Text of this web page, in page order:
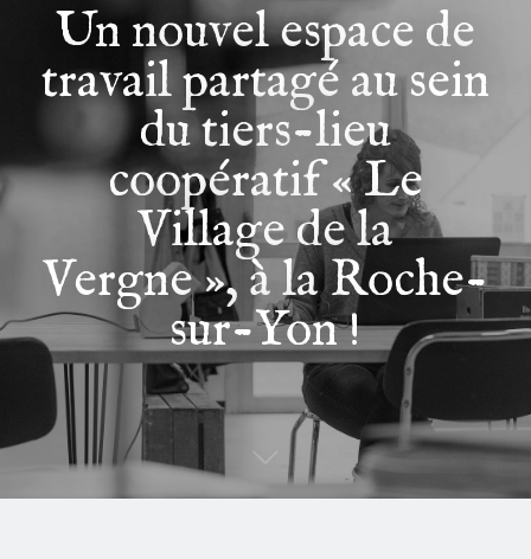
Un nouvel espace de
travail partagé au sein
du tiers-lieu
coopératif « Le
Village de la
Vergne », à la Roche-
sur-Yon !